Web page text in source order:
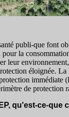
publi-que font
la
leur
éloignée.
de
qu'est-ce-que